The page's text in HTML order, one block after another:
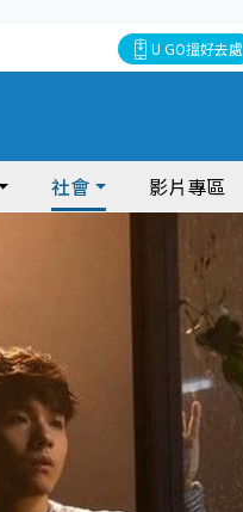
U GO搵好去處
社會 影片專區